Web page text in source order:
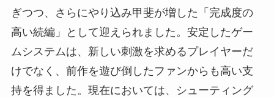
ぎつつ、さらにやり込み甲斐が増した「完成度の
高い続編」として迎えられました。安定したゲー
ムシステムは、新しい刺激を求めるプレイヤーだ
けでなく、前作を遊び倒したファンからも高い支
持を得ました。現在においては、シューティング